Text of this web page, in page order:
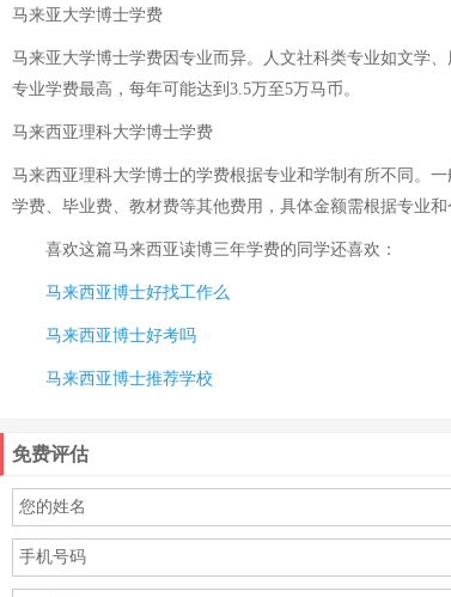
马来亚大学博士学费
马来亚大学博士学费因专业而异。人文社科类专业如文学
专业学费最高，每年可能达到3.5万至5万马币。
马来西亚理科大学博士学费
马来西亚理科大学博士的学费根据专业和学制有所不同。
学费、毕业费、教材费等其他费用，具体金额需根据专业和
喜欢这篇马来西亚读博三年学费的同学还喜欢：
马来西亚博士好找工作么
马来西亚博士好考吗
马来西亚博士推荐学校
免费评估